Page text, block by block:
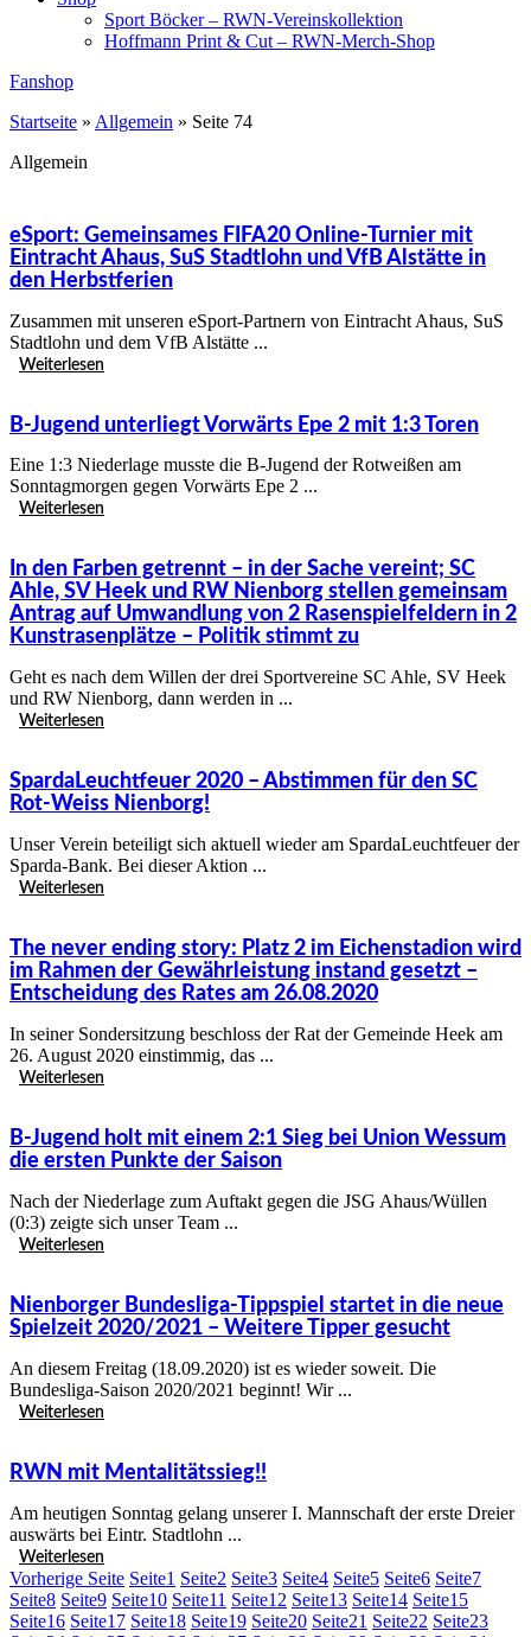
Sport Böcker – RWN-Vereinskollektion
Hoffmann Print & Cut – RWN-Merch-Shop
Fanshop
Startseite » Allgemein » Seite 74
Allgemein
eSport: Gemeinsames FIFA20 Online-Turnier mit
Eintracht Ahaus, SuS Stadtlohn und VfB Alstätte in
den Herbstferien
Zusammen mit unseren eSport-Partnern von Eintracht Ahaus, SuS
Stadtlohn und dem VfB Alstätte ...
Weiterlesen
B-Jugend unterliegt Vorwärts Epe 2 mit 1:3 Toren
Eine 1:3 Niederlage musste die B-Jugend der Rotweißen am
Sonntagmorgen gegen Vorwärts Epe 2 ...
Weiterlesen
In den Farben getrennt – in der Sache vereint; SC
Ahle, SV Heek und RW Nienborg stellen gemeinsam
Antrag auf Umwandlung von 2 Rasenspielfeldern in 2
Kunstrasenplätze – Politik stimmt zu
Geht es nach dem Willen der drei Sportvereine SC Ahle, SV Heek
und RW Nienborg, dann werden in ...
Weiterlesen
SpardaLeuchtfeuer 2020 – Abstimmen für den SC
Rot-Weiss Nienborg!
Unser Verein beteiligt sich aktuell wieder am SpardaLeuchtfeuer der
Sparda-Bank. Bei dieser Aktion ...
Weiterlesen
The never ending story: Platz 2 im Eichenstadion wird
im Rahmen der Gewährleistung instand gesetzt –
Entscheidung des Rates am 26.08.2020
In seiner Sondersitzung beschloss der Rat der Gemeinde Heek am
26. August 2020 einstimmig, das ...
Weiterlesen
B-Jugend holt mit einem 2:1 Sieg bei Union Wessum
die ersten Punkte der Saison
Nach der Niederlage zum Auftakt gegen die JSG Ahaus/Wüllen
(0:3) zeigte sich unser Team ...
Weiterlesen
Nienborger Bundesliga-Tippspiel startet in die neue
Spielzeit 2020/2021 – Weitere Tipper gesucht
An diesem Freitag (18.09.2020) ist es wieder soweit. Die
Bundesliga-Saison 2020/2021 beginnt! Wir ...
Weiterlesen
RWN mit Mentalitätssieg!!
Am heutigen Sonntag gelang unserer I. Mannschaft der erste Dreier
auswärts bei Eintr. Stadtlohn ...
Weiterlesen
Vorherige Seite Seite1 Seite2 Seite3 Seite4 Seite5 Seite6 Seite7
Seite8 Seite9 Seite10 Seite11 Seite12 Seite13 Seite14 Seite15
Seite16 Seite17 Seite18 Seite19 Seite20 Seite21 Seite22 Seite23